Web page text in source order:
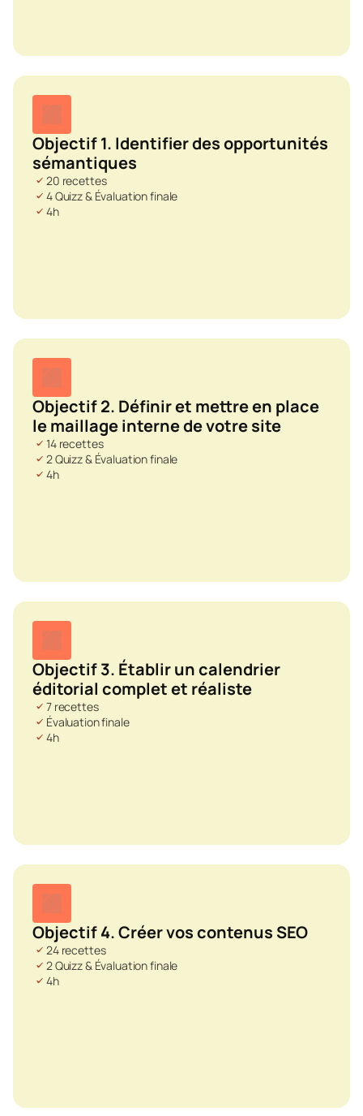
Objectif 1. Identifier des opportunités
sémantiques
20 recettes
4 Quizz & Évaluation finale
4h
Objectif 2. Définir et mettre en place
le maillage interne de votre site
14 recettes
2 Quizz & Évaluation finale
4h
Objectif 3. Établir un calendrier
éditorial complet et réaliste
7 recettes
Évaluation finale
4h
Objectif 4. Créer vos contenus SEO
24 recettes
2 Quizz & Évaluation finale
4h